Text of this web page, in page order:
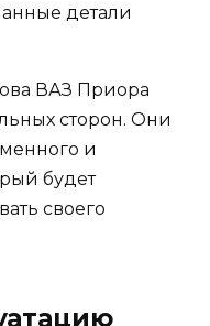
детали
ВАЗ Приора
сторон. Они
и
будет
своего